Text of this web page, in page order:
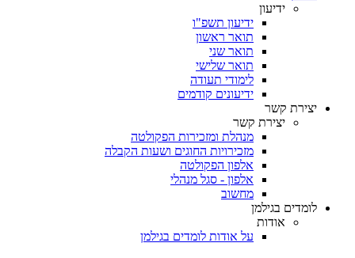
ידיעון
ידיעון תשפ"ו
תואר ראשון
תואר שני
תואר שלישי
לימודי תעודה
ידיעונים קודמים
יצירת קשר
יצירת קשר
מנהלת ומזכירות הפקולטה
מזכירויות החוגים ושעות הקבלה
אלפון הפקולטה
אלפון - סגל מנהלי
מחשוב
לומדים בגילמן
אודות
על אודות לומדים בגילמן